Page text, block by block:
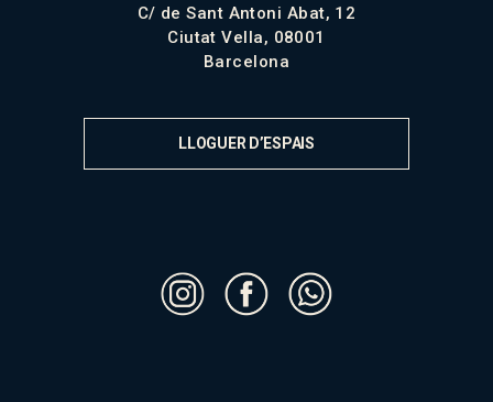
C/ de Sant Antoni Abat, 12
Ciutat Vella, 08001
Barcelona
LLOGUER D’ESPAIS